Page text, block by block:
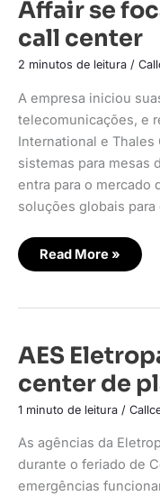
Affair se
call center
2 minutos de leitura /
A empresa iniciou
telecomunicações, e
International e
sistemas para mesas
entra para o mercado
soluções globais para
se
foca
no
mercado
de
Read More »
AES
center de
1 minuto de leitura /
As agências da
durante o feriado de
emergências
AES
Eletropaulo
coloca
call
center
de
feriado